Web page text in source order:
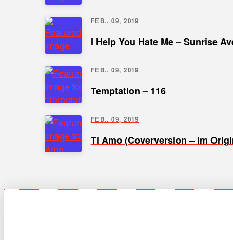
FEB.. 09, 2019
I Help You Hate Me – Sunrise
FEB.. 09, 2019
Temptation – 116
FEB.. 09, 2019
Ti Amo (Coverversion – Im